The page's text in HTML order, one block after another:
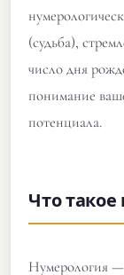
(судьба),
число дня
понимание
потенциала.
Что такое
Нумерология —